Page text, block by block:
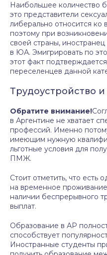
Наибольшее количество
это представители
либерально относится ко
поэтому при
своей страны,
в ЮА. Эмигрировать по
этот факт
переселенцев данной
Трудоустройство
Обратите внимание!
в Аргентине не хватает
профессий. Именно
имеющим нужную
льготные условия для
ПМЖ.
Стоит отметить, что есть
на временное
наличии беспрерывного
выплат.
Образование в АР
способствует
Иностранные студенты